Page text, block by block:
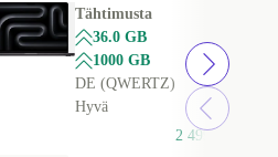
Tähtimusta
36.0 GB
1000 GB
DE (QWERTZ)
Hyvä
2 499 €